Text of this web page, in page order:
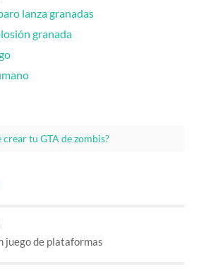
lanza granadas
granada
crear tu GTA de zombis?
juego de plataformas